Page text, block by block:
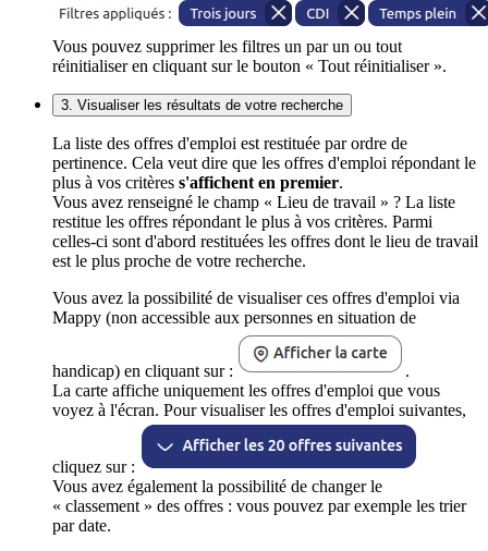
Vous pouvez supprimer les filtres un par un ou tout
réinitialiser en cliquant sur le bouton « Tout réinitialiser ».
3. Visualiser les résultats de votre recherche
La liste des offres d'emploi est restituée par ordre de
pertinence. Cela veut dire que les offres d'emploi répondant le
plus à vos critères s'affichent en premier.
Vous avez renseigné le champ « Lieu de travail » ? La liste
restitue les offres répondant le plus à vos critères. Parmi
celles-ci sont d'abord restituées les offres dont le lieu de travail
est le plus proche de votre recherche.
Vous avez la possibilité de visualiser ces offres d'emploi via
Mappy (non accessible aux personnes en situation de
handicap) en cliquant sur :
.
La carte affiche uniquement les offres d'emploi que vous
voyez à l'écran. Pour visualiser les offres d'emploi suivantes,
cliquez sur :
Vous avez également la possibilité de changer le
« classement » des offres : vous pouvez par exemple les trier
par date.